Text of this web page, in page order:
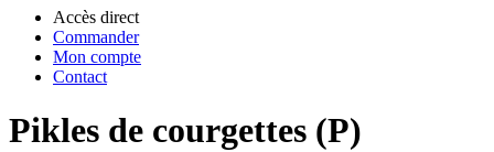
Accès direct
Commander
Mon compte
Contact
Pikles de courgettes (P)